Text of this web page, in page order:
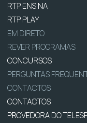
RTP ENSINA
RTP PLAY
EM DIRETO
REVER PROGRAMAS
CONCURSOS
PERGUNTAS
CONTACTOS
CONTACTOS
PROVEDORA DO